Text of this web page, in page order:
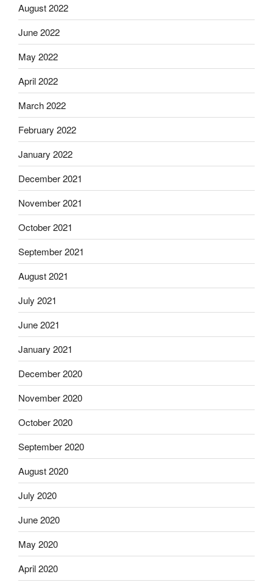
August 2022
June 2022
May 2022
April 2022
March 2022
February 2022
January 2022
December 2021
November 2021
October 2021
September 2021
August 2021
July 2021
June 2021
January 2021
December 2020
November 2020
October 2020
September 2020
August 2020
July 2020
June 2020
May 2020
April 2020